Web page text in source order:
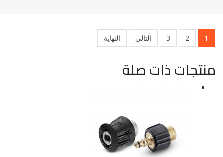
1
2
3 التالي النهاية
منتجات ذات صلة